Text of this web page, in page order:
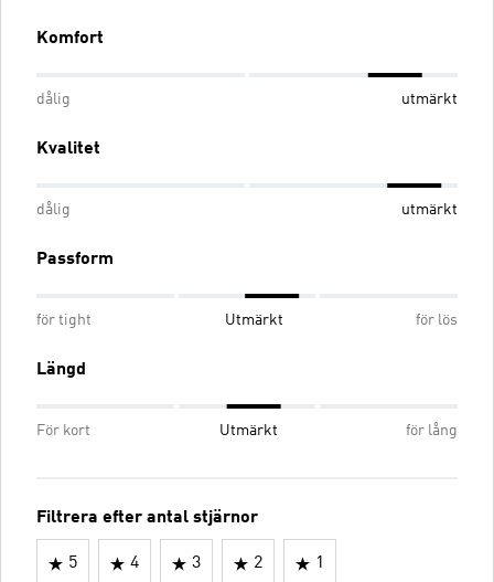
Komfort
dålig utmärkt
Kvalitet
dålig utmärkt
Passform
för tight Utmärkt för lös
Längd
För kort Utmärkt för lång
Filtrera efter antal stjärnor
5 4 3 2 1